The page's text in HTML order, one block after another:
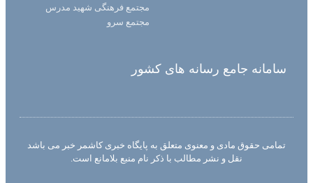
مجتمع فرهنگی شهید مدرس
مجتمع سرو
سامانه جامع رسانه های کشور
تمامی حقوق مادی و معنوی متعلق به پایگاه خبری کاشمر خبر می باشد
نقل و نشر مطالب با ذکر نام منبع بلامانع است.